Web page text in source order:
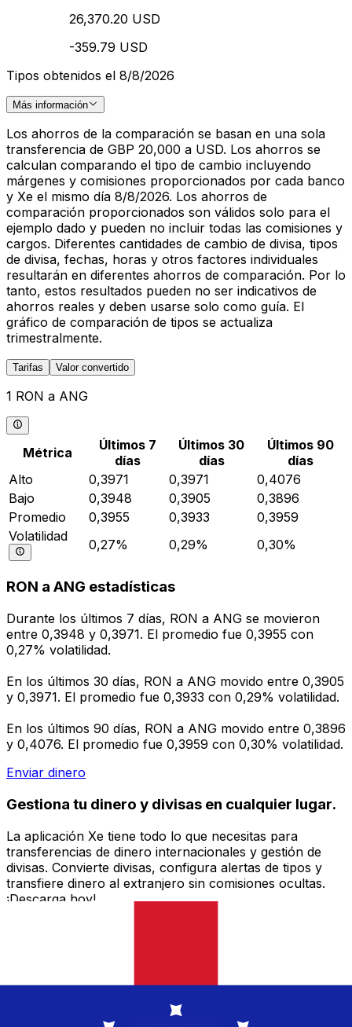
26,370.20 USD
-359.79 USD
Tipos obtenidos el 8/8/2026
Más información
Los ahorros de la comparación se basan en una sola
transferencia de GBP 20,000 a USD. Los ahorros se
calculan comparando el tipo de cambio incluyendo
márgenes y comisiones proporcionados por cada banco
y Xe el mismo día 8/8/2026. Los ahorros de
comparación proporcionados son válidos solo para el
ejemplo dado y pueden no incluir todas las comisiones y
cargos. Diferentes cantidades de cambio de divisa, tipos
de divisa, fechas, horas y otros factores individuales
resultarán en diferentes ahorros de comparación. Por lo
tanto, estos resultados pueden no ser indicativos de
ahorros reales y deben usarse solo como guía. El
gráfico de comparación de tipos se actualiza
trimestralmente.
Tarifas Valor convertido
1 RON a ANG
Métrica
Últimos 7
días
Últimos 30
días
Últimos 90
días
Alto
0,3971 0,3971
0,4076
Bajo
0,3948 0,3905
0,3896
Promedio
0,3955 0,3933
0,3959
Volatilidad
0,27% 0,29% 0,30%
RON a ANG estadísticas
Durante los últimos 7 días, RON a ANG se movieron
entre 0,3948 y 0,3971. El promedio fue 0,3955 con
0,27% volatilidad.
En los últimos 30 días, RON a ANG movido entre 0,3905
y 0,3971. El promedio fue 0,3933 con 0,29% volatilidad.
En los últimos 90 días, RON a ANG movido entre 0,3896
y 0,4076. El promedio fue 0,3959 con 0,30% volatilidad.
Enviar dinero
Gestiona tu dinero y divisas en cualquier lugar.
La aplicación Xe tiene todo lo que necesitas para
transferencias de dinero internacionales y gestión de
divisas. Convierte divisas, configura alertas de tipos y
transfiere dinero al extranjero sin comisiones ocultas.
¡Descarga hoy!